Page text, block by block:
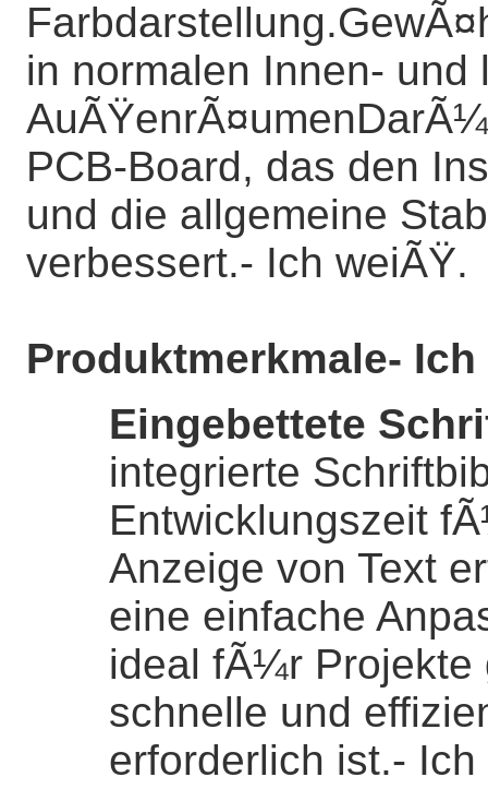
in normalen Innen-
PCB-Board, das den
und die allgemeine
verbessert.- Ich weiÃŸ.
Produktmerkmale- Ich
Eingebettete
integrierte
Entwicklungszeit
Anzeige von Text
eine einfache
ideal fÃ¼r Projekte
schnelle und
erforderlich ist.- Ich